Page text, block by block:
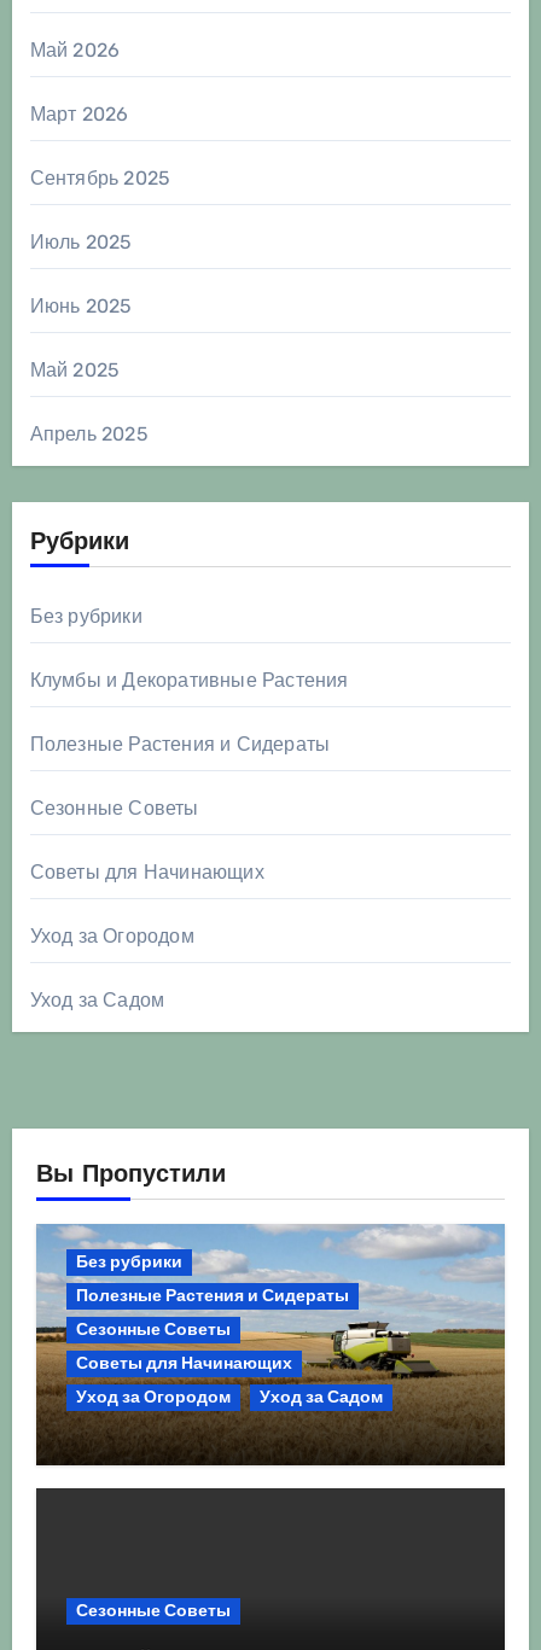
Май 2026
Март 2026
Сентябрь 2025
Июль 2025
Июнь 2025
Май 2025
Апрель 2025
Рубрики
Без рубрики
Клумбы и Декоративные Растения
Полезные Растения и Сидераты
Сезонные Советы
Советы для Начинающих
Уход за Огородом
Уход за Садом
Вы Пропустили
Без рубрики
Полезные Растения и Сидераты
Сезонные Советы
Советы для Начинающих
Уход за Огородом
Уход за Садом
Агрокультура України осінь 2026:
Сезонные Советы